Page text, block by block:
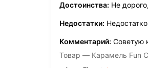
Достоинства: Не
Недостатки:
Комментарий: Советую
Товар — Карамель Fun